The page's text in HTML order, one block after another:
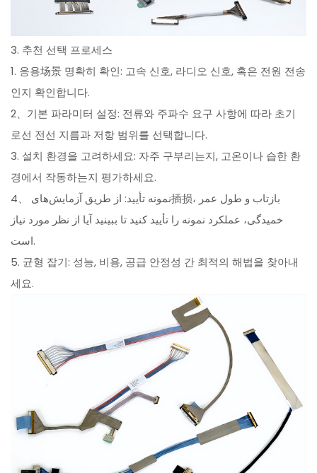
3. 추천 선택 프로세스
1. 응용场景 명확히 확인: 고속 신호, 라디오 신호, 혹은 전원 전송
인지 확인합니다.
2、기본 파라미터 설정: 전류와 주파수 요구 사항에 따라 초기
로선 전선 지름과 저항 범위를 선택합니다.
3. 설치 환경을 고려하세요: 자주 구부리는지, 고온이나 습한 환
경에서 작동하는지 평가하세요.
4、 نمونه تأیید: از طریق آزمایش‌های插损، بازتاب و طول عمر
خمیدگی، عملکرد نمونه را تأیید کنید تا ببینید آیا از نظر مورد نیاز
است.
5. 균형 잡기: 성능, 비용, 공급 안정성 간 최적의 해법을 찾아내
세요.